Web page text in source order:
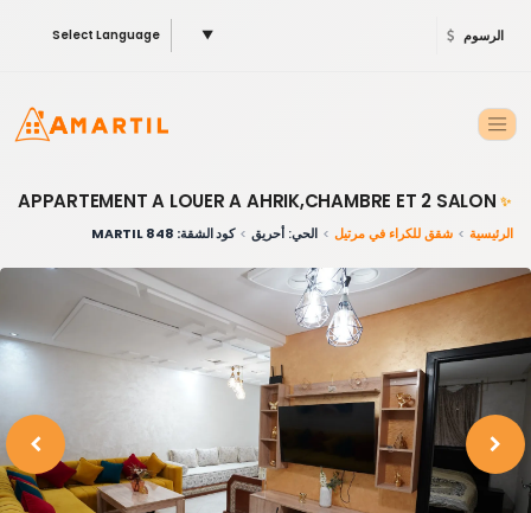
Select Language ▼ الرسوم
APPARTEMENT A LOUER A AHRIK,CHAMBRE ET 2 SALON✨
الرئيسية
شقق للكراء في مرتيل الحي: أحريق كود الشقة: 848 MARTIL